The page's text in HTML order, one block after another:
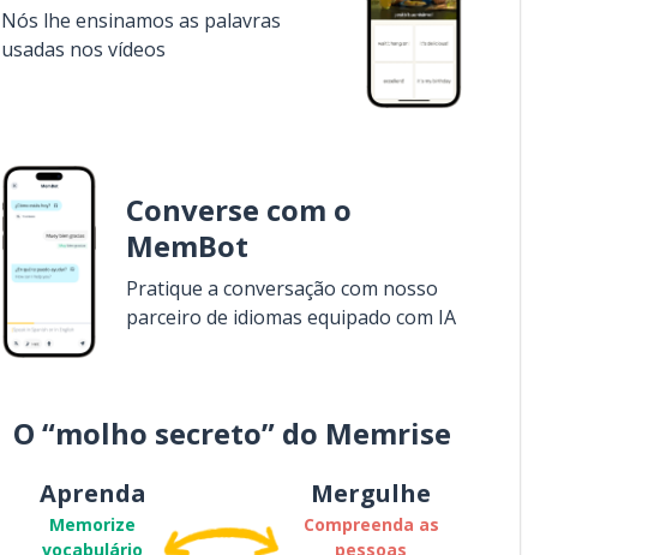
Nós lhe ensinamos as palavras
usadas nos vídeos
Converse com o
MemBot
Pratique a conversação com nosso
parceiro de idiomas equipado com IA
O “molho secreto” do Memrise
Aprenda
Memorize
vocabulário
Mergulhe
Compreenda as
pessoas